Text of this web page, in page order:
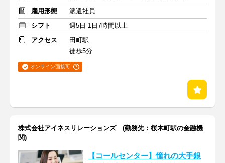
雇用形態
派遣社員
シフト
週5日 1日7時間以上
アクセス
田町駅
徒歩5分
オンライン面接可
株式会社アイネスリレーションズ (勤務先：桜木町駅の金融機
関)
【コールセンター】憧れの大手銀